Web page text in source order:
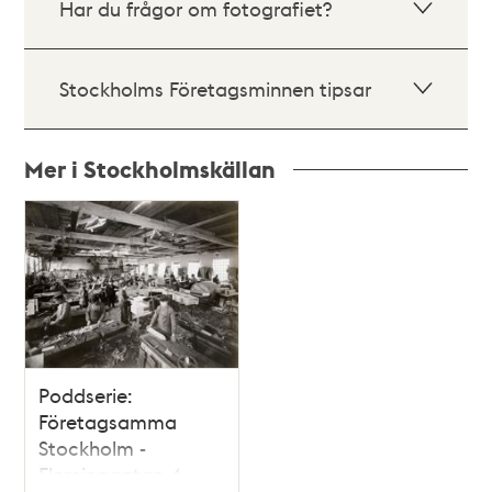
Har du frågor om fotografiet?
Stockholms Företagsminnen tipsar
Mer i Stockholmskällan
Relaterade
poster
och
teman
Poddserie:
Företagsamma
Stockholm -
Fleminggatan 4,